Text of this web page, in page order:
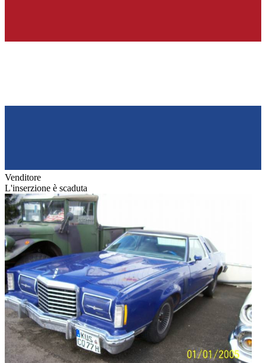
Venditore
L'inserzione è scaduta